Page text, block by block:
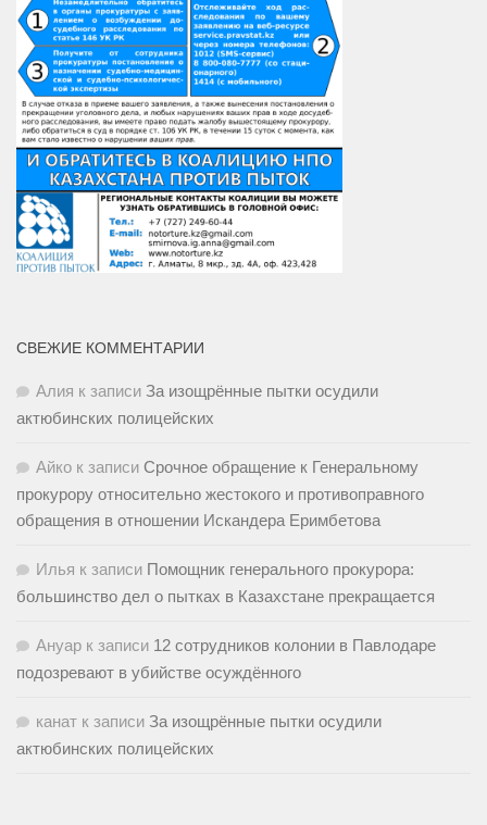
СВЕЖИЕ КОММЕНТАРИИ
Алия к записи За изощрённые пытки осудили
актюбинских полицейских
Айко к записи Срочное обращение к Генеральному
прокурору относительно жестокого и противоправного
обращения в отношении Искандера Еримбетова
Илья к записи Помощник генерального прокурора:
большинство дел о пытках в Казахстане прекращается
Ануар к записи 12 сотрудников колонии в Павлодаре
подозревают в убийстве осуждённого
канат к записи За изощрённые пытки осудили
актюбинских полицейских